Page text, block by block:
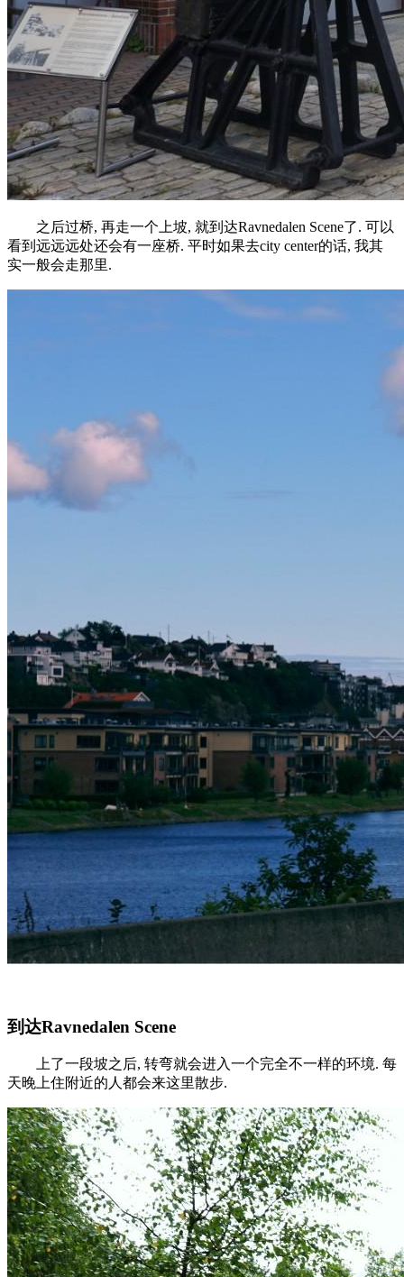
之后过桥, 再走一个上坡, 就到达Ravnedalen Scene了. 可以
看到远远远处还会有一座桥. 平时如果去city center的话, 我其
实一般会走那里.
到达Ravnedalen Scene
上了一段坡之后, 转弯就会进入一个完全不一样的环境. 每
天晚上住附近的人都会来这里散步.